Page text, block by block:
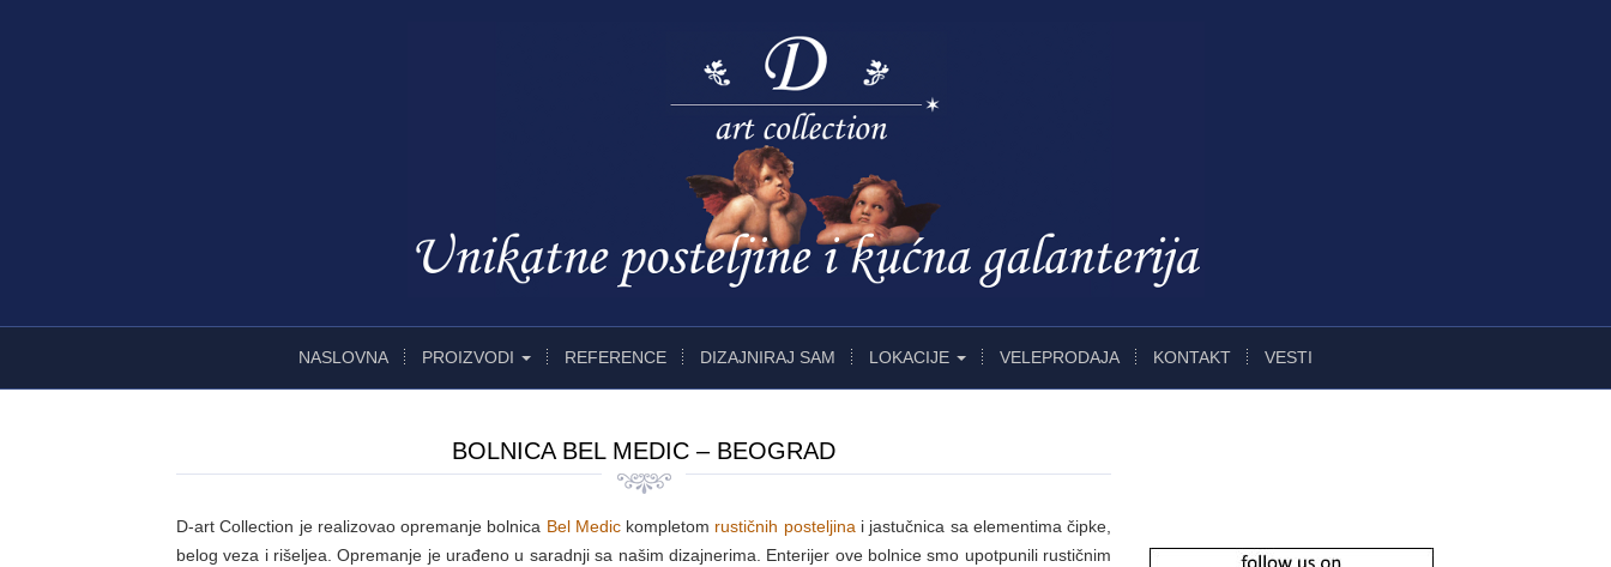
NASLOVNA PROIZVODI REFERENCE DIZAJNIRAJ SAM LOKACIJE VELEPRODAJA KONTAKT VESTI
BOLNICA BEL MEDIC – BEOGRAD
D-art Collection je realizovao opremanje bolnica Bel Medickompletom rustičnih posteljina i jastučnica sa elementima čipke,
belog veza i rišeljea. Opremanje je urađeno u saradnji sa našim dizajnerima. Enterijer ove bolnice smo upotpunili rustičnim